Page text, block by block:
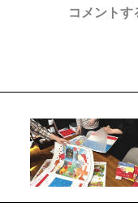
コメントす